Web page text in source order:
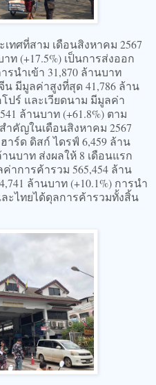
ที่สาม เดือนสิงหาคม 2567
ท (+17.5%) เป็นการส่งออก
รนำเข้า 31,870 ล้านบาท
น มีมูลค่าสูงที่สุด 41,786 ล้าน
ปร์ และเวียดนาม มีมูลค่า
ล้านบาท (+61.8%) ตาม
คัญในเดือนสิงหาคม 2567
าร์ด ดิสก์ ไดรฟ์ 6,459 ล้าน
นบาท ส่งผลให้ 8 เดือนแรก
าการค้ารวม 565,454 ล้าน
ล้านบาท (+10.1%) การนำ
ละไทยได้ดุลการค้ารวมทั้งสิ้น